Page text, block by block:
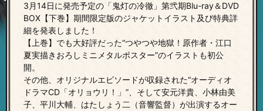
3月14日に発売予定の「鬼灯の冷徹」第弐期Blu-ray＆DVD
BOX【下巻】期間限定版のジャケットイラスト及び特典詳
細を発表しました！
【上巻】でも大好評だった“つやつや地獄！原作者・江口
夏実描きおろしミニメタルポスター”のイラストも初公
開。
その他、オリジナルエピソードが収録された“オーディオ
ドラマCD「オリョウリ！」”、 そして安元洋貴、小林由美
子、平川大輔、はたしょう二（音響監督）が出演するオー